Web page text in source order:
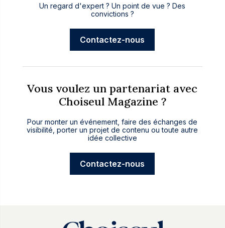
Un regard d'expert ? Un point de vue ? Des
convictions ?
Contactez-nous
Vous voulez un partenariat avec
Choiseul Magazine ?
Pour monter un événement, faire des échanges de
visibilité, porter un projet de contenu ou toute autre
idée collective
Contactez-nous